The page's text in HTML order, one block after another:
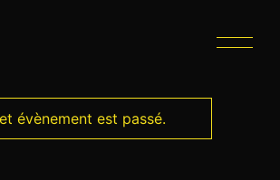
évènement est passé.